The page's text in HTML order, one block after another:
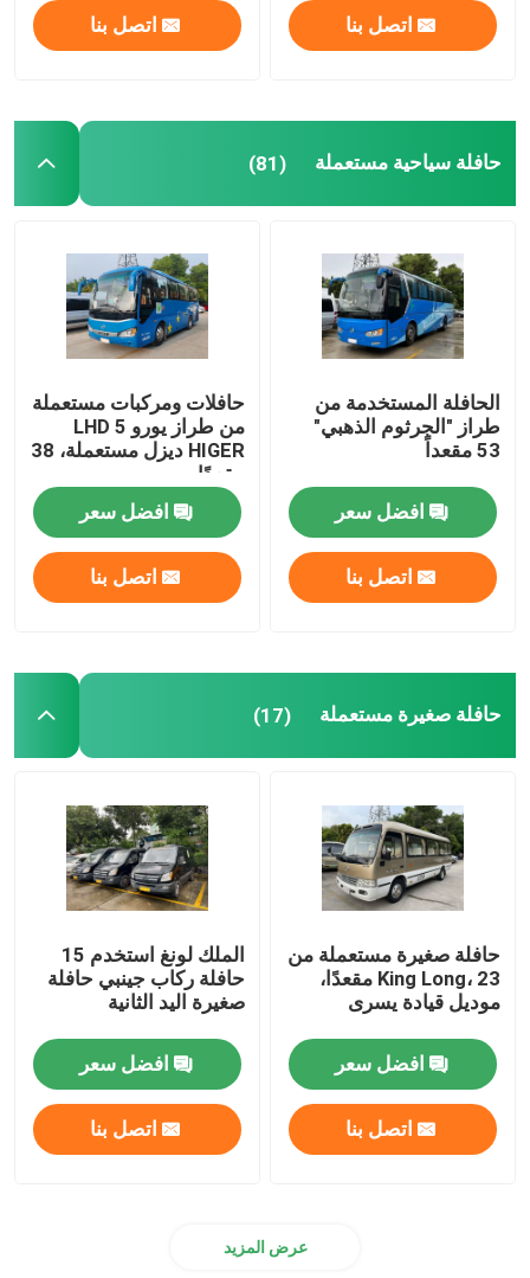
اتصل بنا اتصل بنا
حافلة سياحية مستعملة (81)
الحافلة المستخدمة من
طراز "الجرثوم الذهبي"
53 مقعداً
افضل سعر
اتصل بنا
حافلات ومركبات مستعملة
من طراز يورو 5 LHD
HIGER ديزل مستعملة، 38
مقعدًا
افضل سعر
اتصل بنا
حافلة صغيرة مستعملة (17)
حافلة صغيرة مستعملة من
King Long، 23 مقعدًا،
موديل قيادة يسرى
افضل سعر
اتصل بنا
الملك لونغ استخدم 15
حافلة ركاب جينبي حافلة
صغيرة اليد الثانية
افضل سعر
اتصل بنا
عرض المزيد